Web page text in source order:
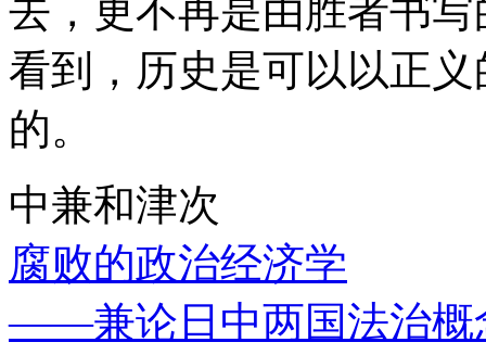
去，更不再是由胜者书
看到，历史是可以以正
的。
中兼和津次
腐败的政治经济学
——兼论日中两国法治概